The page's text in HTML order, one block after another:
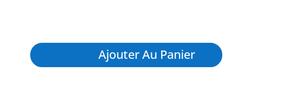
Ajouter Au Panier